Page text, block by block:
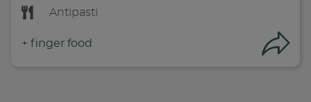
Antipasti
+ finger food